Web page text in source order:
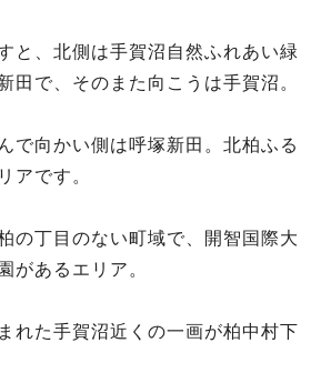
と、北側は手賀沼自然ふれあい緑
田で、そのまた向こうは手賀沼。
で向かい側は呼塚新田。北柏ふる
アです。
の丁目のない町域で、開智国際大
があるエリア。
れた手賀沼近くの一画が柏中村下